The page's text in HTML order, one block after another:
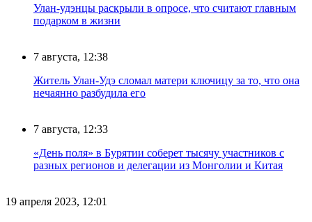
Улан-удэнцы раскрыли в опросе, что считают главным
подарком в жизни
7 августа, 12:38
Житель Улан-Удэ сломал матери ключицу за то, что она
нечаянно разбудила его
7 августа, 12:33
«День поля» в Бурятии соберет тысячу участников с
разных регионов и делегации из Монголии и Китая
19 апреля 2023, 12:01